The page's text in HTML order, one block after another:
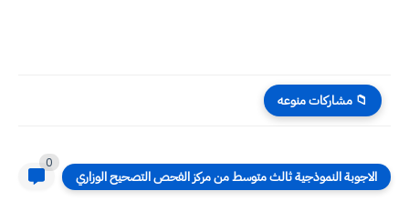
📁 مشاركات منوعه
الاجوبة النموذجية ثالث متوسط من مركز الفحص التصحيح الوزاري
0